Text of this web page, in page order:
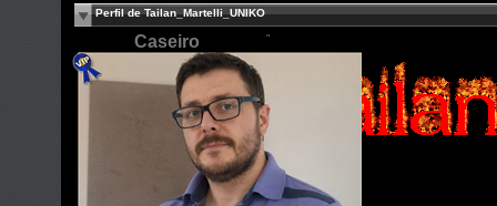
Perfil de Tailan_Martelli_UNIKO
Caseiro "
Masculino
Hétero
31 anos
Estação / RS, RS